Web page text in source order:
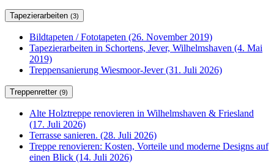
Tapezierarbeiten (3)
Bildtapeten / Fototapeten (26. November 2019)
Tapezierarbeiten in Schortens, Jever, Wilhelmshaven (4. Mai
2019)
Treppensanierung Wiesmoor-Jever (31. Juli 2026)
Treppenretter (9)
Alte Holztreppe renovieren in Wilhelmshaven & Friesland
(17. Juli 2026)
Terrasse sanieren. (28. Juli 2026)
Treppe renovieren: Kosten, Vorteile und moderne Designs auf
einen Blick (14. Juli 2026)